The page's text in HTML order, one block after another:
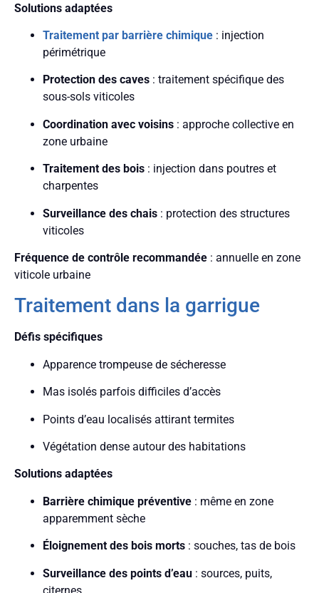
Solutions adaptées
Traitement par barrière chimique : injection
périmétrique
Protection des caves : traitement spécifique des
sous-sols viticoles
Coordination avec voisins : approche collective en
zone urbaine
Traitement des bois : injection dans poutres et
charpentes
Surveillance des chais : protection des structures
viticoles
Fréquence de contrôle recommandée : annuelle en zone
viticole urbaine
Traitement dans la garrigue
Défis spécifiques
Apparence trompeuse de sécheresse
Mas isolés parfois difficiles d’accès
Points d’eau localisés attirant termites
Végétation dense autour des habitations
Solutions adaptées
Barrière chimique préventive : même en zone
apparemment sèche
Éloignement des bois morts : souches, tas de bois
Surveillance des points d’eau : sources, puits,
citernes